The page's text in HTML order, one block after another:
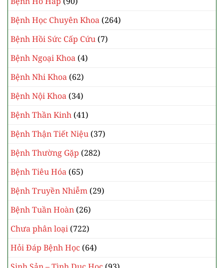
Bệnh Học Chuyên Khoa (264)
Bệnh Hồi Sức Cấp Cứu (7)
Bệnh Ngoại Khoa (4)
Bệnh Nhi Khoa (62)
Bệnh Nội Khoa (34)
Bệnh Thần Kinh (41)
Bệnh Thận Tiết Niệu (37)
Bệnh Thường Gặp (282)
Bệnh Tiêu Hóa (65)
Bệnh Truyền Nhiễm (29)
Bệnh Tuần Hoàn (26)
Chưa phân loại (722)
Hỏi Đáp Bệnh Học (64)